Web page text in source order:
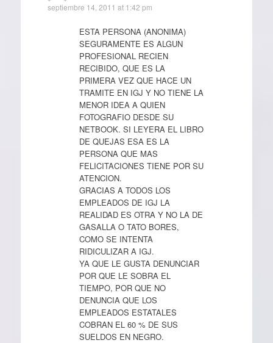
septiembre 14, 2011 at 1:42 pm
ESTA PERSONA (ANONIMA)
SEGURAMENTE ES ALGUN
PROFESIONAL RECIEN
RECIBIDO, QUE ES LA
PRIMERA VEZ QUE HACE UN
TRAMITE EN IGJ Y NO TIENE LA
MENOR IDEA A QUIEN
FOTOGRAFIO DESDE SU
NETBOOK. SI LEYERA EL LIBRO
DE QUEJAS ESA ES LA
PERSONA QUE MAS
FELICITACIONES TIENE POR SU
ATENCION.
GRACIAS A TODOS LOS
EMPLEADOS DE IGJ LA
REALIDAD ES OTRA Y NO LA DE
GASALLA O TATO BORES,
COMO SE INTENTA
RIDICULIZAR A IGJ.
YA QUE LE GUSTA DENUNCIAR
POR QUE LE SOBRA EL
TIEMPO, POR QUE NO
DENUNCIA QUE LOS
EMPLEADOS ESTATALES
COBRAN EL 60 % DE SUS
SUELDOS EN NEGRO.